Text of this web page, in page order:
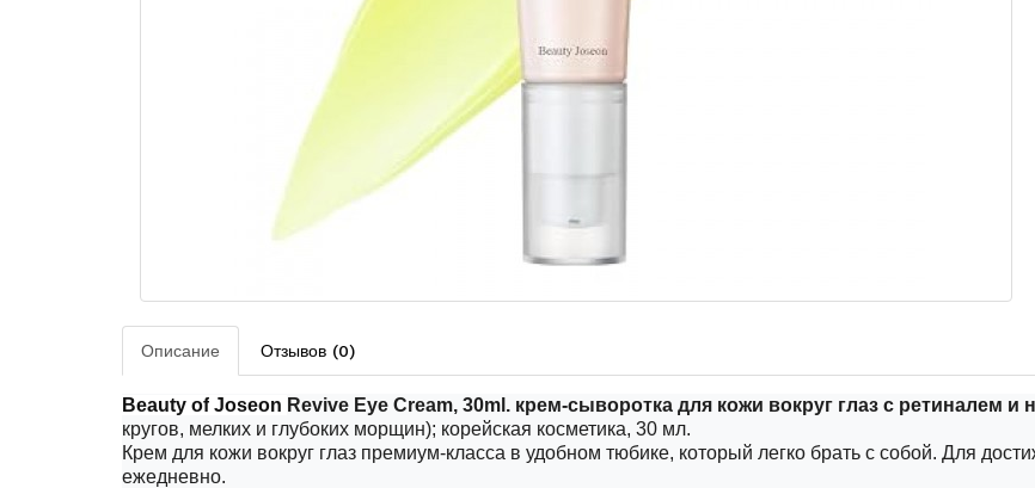
Описание Отзывов (0)
Beauty of Joseon Revive Eye Cream, 30ml . крем-сыворотка для кожи вокруг глаз с ретиналем и
кругов, мелких и глубоких морщин); корейская косметика, 30 мл.
Крем для кожи вокруг глаз премиум-класса в удобном тюбике, который легко брать с собой. Для
ежедневно.